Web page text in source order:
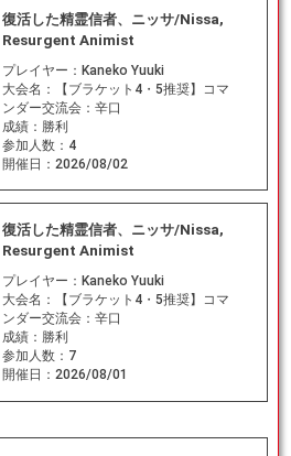
復活した精霊信者、ニッサ/Nissa,
Resurgent Animist
プレイヤー： Kaneko Yuuki
大会名：
【ブラケット4・5推奨】コマ
ンダー交流会：辛口
成績： 勝利
参加人数： 4
開催日： 2026/08/02
復活した精霊信者、ニッサ/Nissa,
Resurgent Animist
プレイヤー： Kaneko Yuuki
大会名：
【ブラケット4・5推奨】コマ
ンダー交流会：辛口
成績： 勝利
参加人数： 7
開催日： 2026/08/01